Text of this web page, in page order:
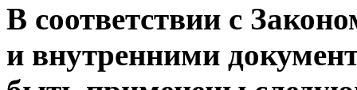
В соответствии с
и внутренними